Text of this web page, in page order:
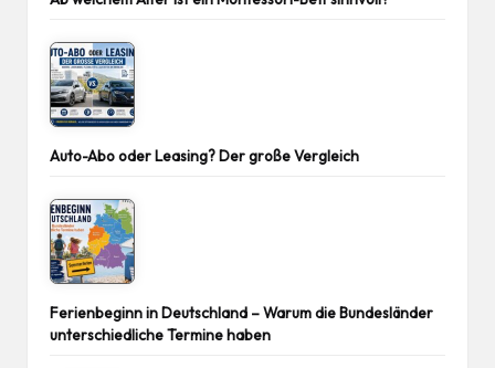
Auto-Abo oder Leasing? Der große Vergleich
Ferienbeginn in Deutschland – Warum die Bundesländer
unterschiedliche Termine haben